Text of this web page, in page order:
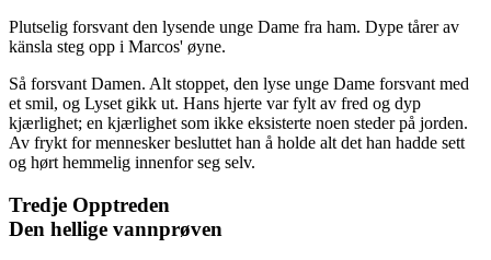
Plutselig forsvant den lysende unge Dame fra ham. Dype tårer av
känsla steg opp i Marcos' øyne.
Så forsvant Damen. Alt stoppet, den lyse unge Dame forsvant med
et smil, og Lyset gikk ut. Hans hjerte var fylt av fred og dyp
kjærlighet; en kjærlighet som ikke eksisterte noen steder på jorden.
Av frykt for mennesker besluttet han å holde alt det han hadde sett
og hørt hemmelig innenfor seg selv.
Tredje Opptreden
Den hellige vannprøven